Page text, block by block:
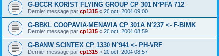
G-BCCR KORIST FLYING GROUP CP 301 N°PFA 712
Dernier message par cp1315 « 20 oct. 2004 09:00
G-BBKL COOPAVIA-MENAVIA CP 301A N°237 <- F-BIMK
Dernier message par cp1315 « 20 oct. 2004 08:59
G-BANW SCINTEX CP 1330 N°941 <- PH-VRF
Dernier message par cp1315 « 20 oct. 2004 08:57